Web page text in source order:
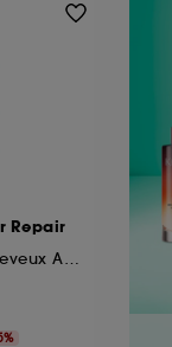
Repair
Traitement pour Cheveux Abîmés